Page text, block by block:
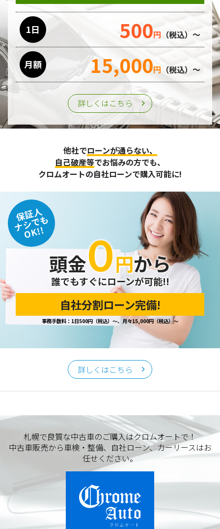
1日 500円 （税込）～
月額 15,000円 （税込）～
詳しくはこちら
他社でローンが通らない、
自己破産等でお悩みの方でも、
クロムオートの自社ローンで購入可能に!
保証人
ナシでも
OK!!
頭金０円から
誰でもすぐにローンが可能!!
自社分割ローン完備!
事務手数料：1日500円（税込）～、月々15,000円（税込）～
詳しくはこちら
札幌で良質な中古車のご購入はクロムオートで！
中古車販売から車検・整備、自社ローン、カーリースはお
任せください。